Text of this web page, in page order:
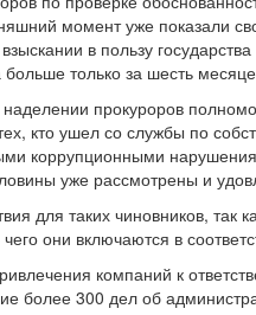
момент уже показали
в пользу
только за шесть
прокуроров
кто ушел со службы по
коррупционными
уже рассмотрены и
для таких чиновников, так
они включаются в
компаний к
более 300 дел об